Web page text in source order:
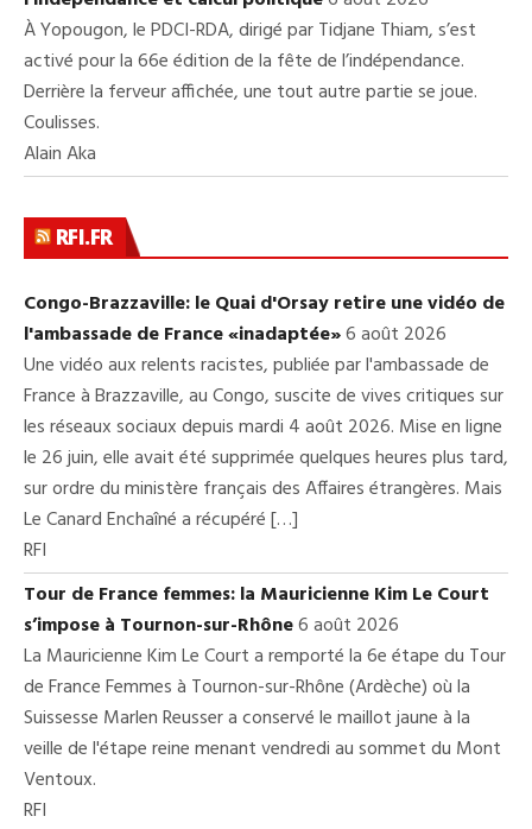
À Yopougon, le PDCI-RDA, dirigé par Tidjane Thiam, s’est
activé pour la 66e édition de la fête de l’indépendance.
Derrière la ferveur affichée, une tout autre partie se joue.
Coulisses.
Alain Aka
RFI.FR
Congo-Brazzaville: le Quai d'Orsay retire une vidéo de
l'ambassade de France «inadaptée»6 août 2026
Une vidéo aux relents racistes, publiée par l'ambassade de
France à Brazzaville, au Congo, suscite de vives critiques sur
les réseaux sociaux depuis mardi 4 août 2026. Mise en ligne
le 26 juin, elle avait été supprimée quelques heures plus tard,
sur ordre du ministère français des Affaires étrangères. Mais
Le Canard Enchaîné a récupéré […]
RFI
Tour de France femmes: la Mauricienne Kim Le Court
s’impose à Tournon-sur-Rhône6 août 2026
La Mauricienne Kim Le Court a remporté la 6e étape du Tour
de France Femmes à Tournon-sur-Rhône (Ardèche) où la
Suissesse Marlen Reusser a conservé le maillot jaune à la
veille de l'étape reine menant vendredi au sommet du Mont
Ventoux.
RFI